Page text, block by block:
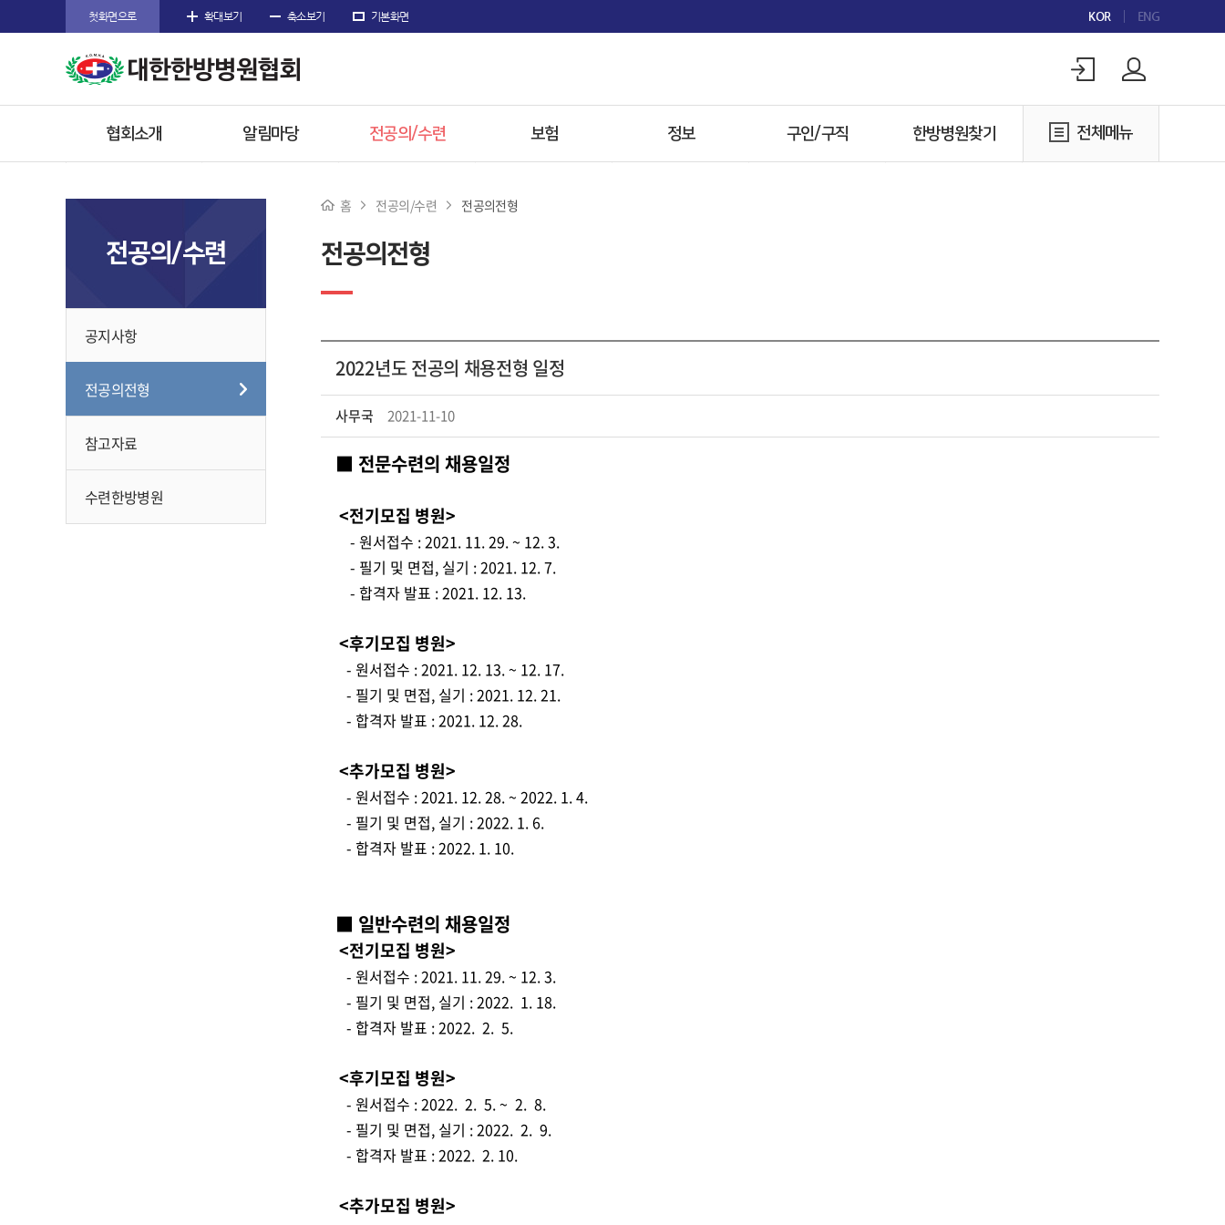
첫화면으로 확대보기 축소보기 기본화면 KOR ENG
협회소개
인사말
임원소개
알림마당
공지사항
전공의/수련
공지사항
참고자료
보험 정보 구인/구직 한방병원찾기 전체메뉴
전공의/수련
공지사항
전공의전형
참고자료
수련한방병원
홈 전공의/수련 전공의전형
전공의전형
2022년도 전공의 채용전형 일정
사무국 2021-11-10
■ 전문수련의 채용일정
<전기모집 병원>
- 원서접수 : 2021. 11. 29. ~ 12. 3.
- 필기 및 면접, 실기 : 2021. 12. 7.
- 합격자 발표 : 2021. 12. 13.
<후기모집 병원>
- 원서접수 : 2021. 12. 13. ~ 12. 17.
- 필기 및 면접, 실기 : 2021. 12. 21.
- 합격자 발표 : 2021. 12. 28.
<추가모집 병원>
- 원서접수 : 2021. 12. 28. ~ 2022. 1. 4.
- 필기 및 면접, 실기 : 2022. 1. 6.
- 합격자 발표 : 2022. 1. 10.
■ 일반수련의 채용일정
<전기모집 병원>
- 원서접수 : 2021. 11. 29. ~ 12. 3.
- 필기 및 면접, 실기 : 2022. 1. 18.
- 합격자 발표 : 2022. 2. 5.
<후기모집 병원>
- 원서접수 : 2022. 2. 5. ~ 2. 8.
- 필기 및 면접, 실기 : 2022. 2. 9.
- 합격자 발표 : 2022. 2. 10.
<추가모집 병원>